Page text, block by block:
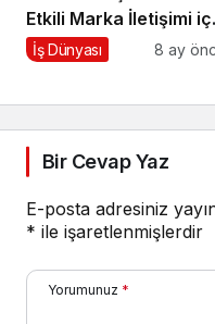
Etkili Marka İletişimi
10 Altın Öneri
İş Dünyası 8 ay
Bir Cevap Yaz
E-posta adresiniz
* ile işaretlenmişlerdir
Yorumunuz *